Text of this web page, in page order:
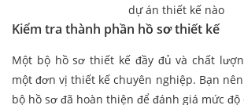
dự án thiết kế nào
Kiểm tra thành phần hồ sơ thiết kế
Một bộ hồ sơ thiết kế đầy đủ và chất
một đơn vị thiết kế chuyên nghiệp. Bạn
bộ hồ sơ đã hoàn thiện để đánh giá mức